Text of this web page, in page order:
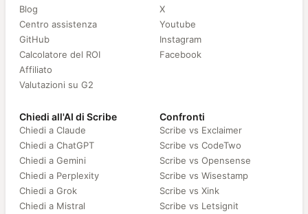
Blog
Centro assistenza
GitHub
Calcolatore del ROI
Affiliato
Valutazioni su G2
X
Youtube
Instagram
Facebook
Chiedi all'AI di Scribe
Chiedi a Claude
Chiedi a ChatGPT
Chiedi a Gemini
Chiedi a Perplexity
Chiedi a Grok
Chiedi a Mistral
Confronti
Scribe vs Exclaimer
Scribe vs CodeTwo
Scribe vs Opensense
Scribe vs Wisestamp
Scribe vs Xink
Scribe vs Letsignit